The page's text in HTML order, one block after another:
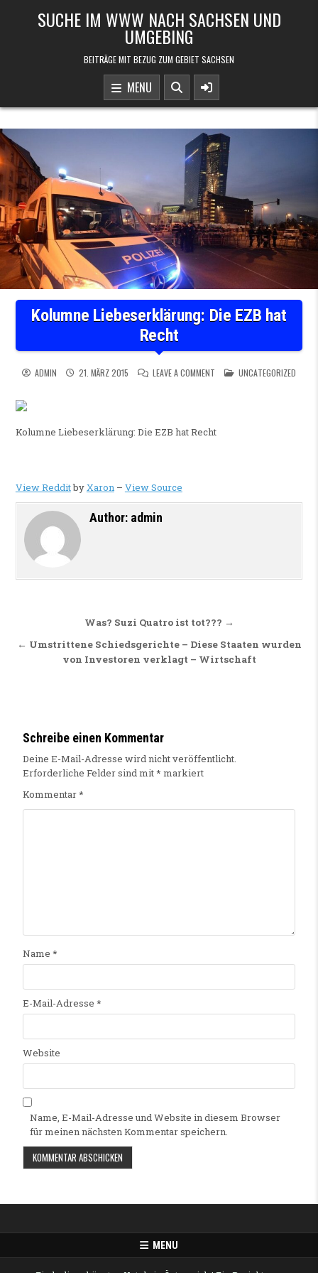
SUCHE IM WWW NACH SACHSEN UND
UMGEBING
BEITRÄGE MIT BEZUG ZUM GEBIET SACHSEN
MENU
Kolumne Liebeserklärung: Die EZB hat
Recht
ADMIN 21. MÄRZ 2015 LEAVE A COMMENT ON KOLUMNE
POSTED IN
UNCATEGORIZED
Kolumne Liebeserklärung: Die EZB hat Recht
View RedditbyXaron– View Source
Author: admin
Beitragsnavigation
Was? Suzi Quatro ist tot??? →
← Umstrittene Schiedsgerichte – Diese Staaten wurden
von Investoren verklagt – Wirtschaft
Schreibe einen Kommentar
Deine E-Mail-Adresse wird nicht veröffentlicht.
Erforderliche Felder sind mit* markiert
Kommentar*
Name *
E-Mail-Adresse *
Website
Name, E-Mail-Adresse und Website in diesem Browser
für meinen nächsten Kommentar speichern.
MENU